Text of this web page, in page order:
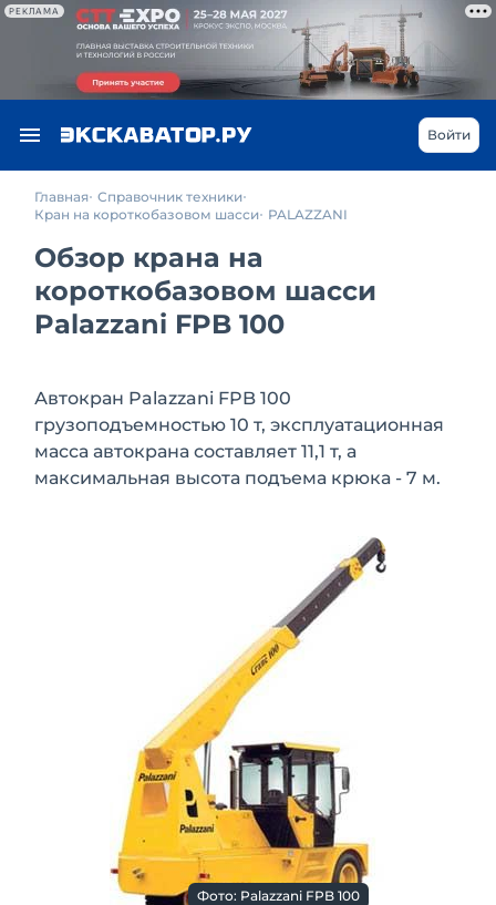
РЕКЛАМА
Войти
Главная Справочник техники
Кран на короткобазовом шасси PALAZZANI
Обзор крана на
короткобазовом шасси
Palazzani FPB 100
Автокран Palazzani FPB 100
грузоподъемностью 10 т, эксплуатационная
масса автокрана составляет 11,1 т, а
максимальная высота подъема крюка - 7 м.
Фото: Palazzani FPB 100